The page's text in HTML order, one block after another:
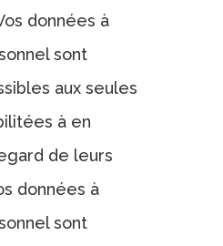
données à
sont
aux seules
à en
de leurs
données à
sont